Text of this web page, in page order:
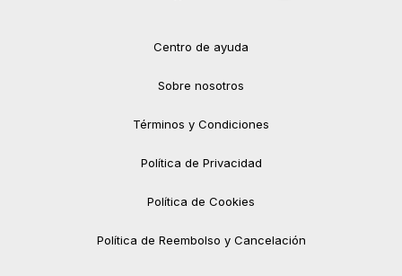
Centro de ayuda
Sobre nosotros
Términos y Condiciones
Política de Privacidad
Política de Cookies
Política de Reembolso y Cancelación